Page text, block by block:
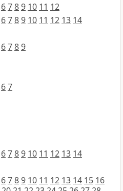
6789 10 11 12
6789 10 11 12 13 14
6789
67
6789 10 11 12 13 14
6789 10 11 12 13 14 15 16